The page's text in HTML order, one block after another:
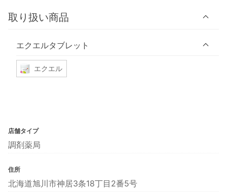
取り扱い商品
エクエルタブレット
エクエル
店舗タイプ
調剤薬局
住所
北海道旭川市神居3条18丁目2番5号